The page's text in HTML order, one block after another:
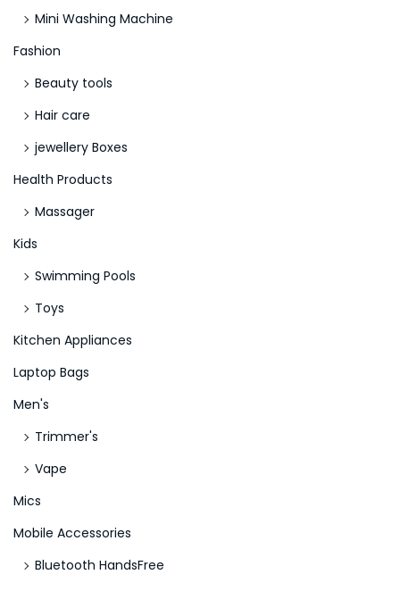
Mini Washing Machine
Fashion
Beauty tools
Hair care
jewellery Boxes
Health Products
Massager
Kids
Swimming Pools
Toys
Kitchen Appliances
Laptop Bags
Men's
Trimmer's
Vape
Mics
Mobile Accessories
Bluetooth HandsFree